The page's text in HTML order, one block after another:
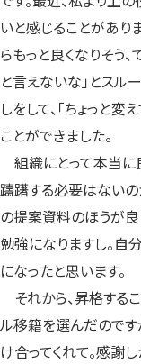
いと感じることがあり
らもっと良くなりそう
と言えないな」とスル
しをして、「ちょっと変
ことができました。
組織にとって本当に
躊躇する必要はないの
の提案資料のほうが良
勉強になりますし。自
になったと思います。
それから、昇格する
ル移籍を選んだので
け合ってくれて。感謝